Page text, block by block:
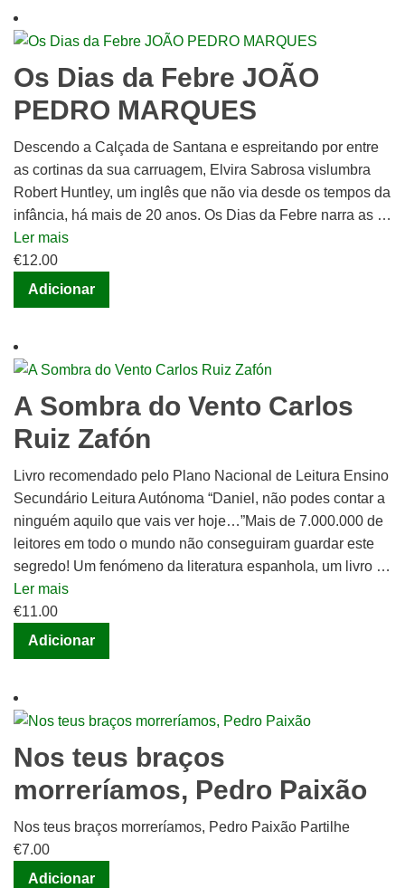
Os Dias da Febre JOÃO
PEDRO MARQUES
Descendo a Calçada de Santana e espreitando por entre
as cortinas da sua carruagem, Elvira Sabrosa vislumbra
Robert Huntley, um inglês que não via desde os tempos da
infância, há mais de 20 anos. Os Dias da Febre narra as …
Ler mais
€12.00
Adicionar
A Sombra do Vento Carlos
Ruiz Zafón
Livro recomendado pelo Plano Nacional de Leitura Ensino
Secundário Leitura Autónoma “Daniel, não podes contar a
ninguém aquilo que vais ver hoje…”Mais de 7.000.000 de
leitores em todo o mundo não conseguiram guardar este
segredo! Um fenómeno da literatura espanhola, um livro …
Ler mais
€11.00
Adicionar
Nos teus braços
morreríamos, Pedro Paixão
Nos teus braços morreríamos, Pedro Paixão Partilhe
€7.00
Adicionar